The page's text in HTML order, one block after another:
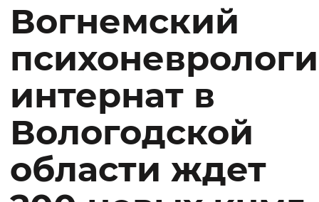
Вогнемский
интернат в
Вологодской
области ждет